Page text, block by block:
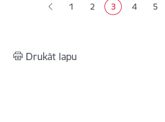
Lapa
1 Lapa
2 Pašreizējā lapa
3 Lapa
4 Lapa
5
Drukāt lapu